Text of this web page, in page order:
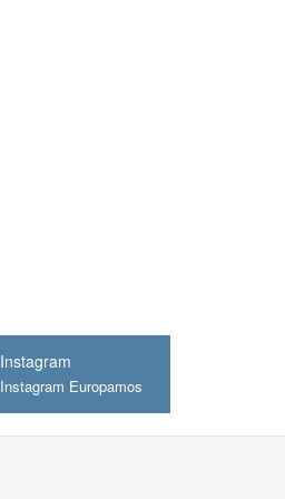
Instagram
Instagram Europamos